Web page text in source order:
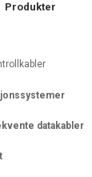
Produkter
datakabler